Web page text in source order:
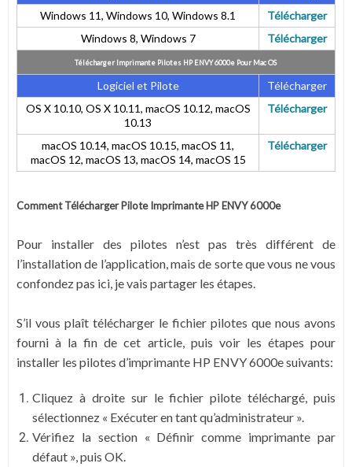
Windows 11, Windows 10, Windows 8.1
Télécharger
Windows 8, Windows 7
Télécharger
Télécharger Imprimante Pilotes HP ENVY 6000e Pour Mac OS
Logiciel et Pilote
Télécharger
OS X 10.10, OS X 10.11, macOS 10.12, macOS
10.13
Télécharger
macOS 10.14, macOS 10.15, macOS 11,
macOS 12, macOS 13, macOS 14, macOS 15
Télécharger
Comment Télécharger Pilote Imprimante HP ENVY 6000e
Pour installer des pilotes n’est pas très différent de
l’installation de l’application, mais de sorte que vous ne vous
confondez pas ici, je vais partager les étapes.
S’il vous plaît télécharger le fichier pilotes que nous avons
fourni à la fin de cet article, puis voir les étapes pour
installer les pilotes d’imprimante HP ENVY 6000e suivants:
Cliquez à droite sur le fichier pilote téléchargé, puis
sélectionnez « Exécuter en tant qu’administrateur ».
Vérifiez la section « Définir comme imprimante par
défaut », puis OK.